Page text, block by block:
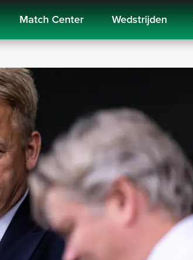
Match Center Wedstrijden